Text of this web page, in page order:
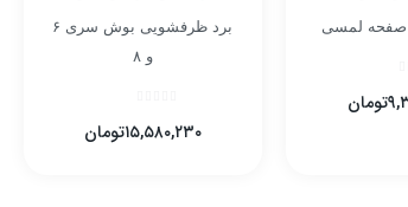
صفحه لمسی
تومان
برد ظرفشویی بوش سری ۶
و ۸
تومان۱۵,۵۸۰,۲۳۰